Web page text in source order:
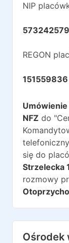
NIP
REGON
151559836
NFZ do
się do
Strzelecka
rozmowy
Ośrodek